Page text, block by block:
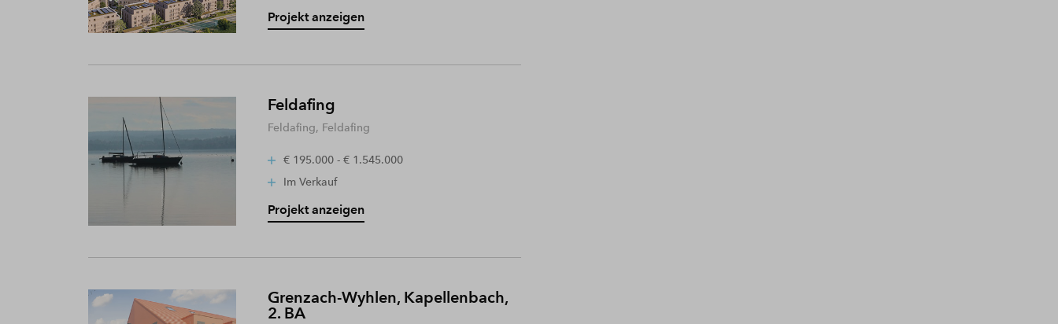
Projekt anzeigen
Feldafing
Feldafing, Feldafing
€ 195.000 - € 1.545.000
Im Verkauf
Projekt anzeigen
Grenzach-Wyhlen, Kapellenbach,
2. BA